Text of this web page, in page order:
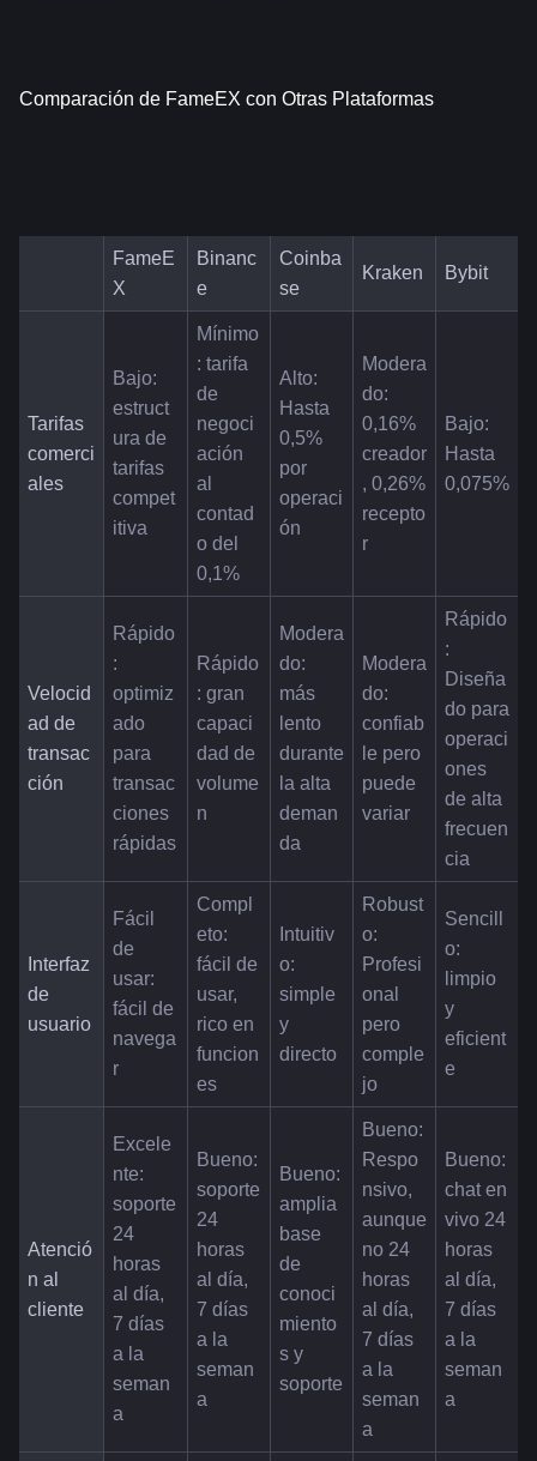
Comparación de FameEX con Otras Plataformas
FameE
X
Binanc
e
Coinba
se
Kraken Bybit
Tarifas
comerci
ales
Bajo:
estruct
ura de
tarifas
compet
itiva
Mínimo
: tarifa
de
negoci
ación
al
contad
o del
0,1%
Alto:
Hasta
0,5%
por
operaci
ón
Modera
do:
0,16%
creador
, 0,26%
recepto
r
Bajo:
Hasta
0,075%
Velocid
ad de
transac
ción
Rápido
:
optimiz
ado
para
transac
ciones
rápidas
Rápido
: gran
capaci
dad de
volume
n
Modera
do:
más
lento
durante
la alta
deman
da
Modera
do:
confiab
le pero
puede
variar
Rápido
:
Diseña
do para
operaci
ones
de alta
frecuen
cia
Interfaz
de
usuario
Fácil
de
usar:
fácil de
navega
r
Compl
eto:
fácil de
usar,
rico en
funcion
es
Intuitiv
o:
simple
y
directo
Robust
o:
Profesi
onal
pero
comple
jo
Sencill
o:
limpio
y
eficient
e
Atenció
n al
cliente
Excele
nte:
soporte
24
horas
al día,
7 días
a la
seman
a
Bueno:
soporte
24
horas
al día,
7 días
a la
seman
a
Bueno:
amplia
base
de
conoci
miento
s y
soporte
Bueno:
Respo
nsivo,
aunque
no 24
horas
al día,
7 días
a la
seman
a
Bueno:
chat en
vivo 24
horas
al día,
7 días
a la
seman
a